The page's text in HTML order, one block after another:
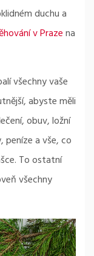
duchu a
v Prazena
všechny vaše
abyste měli
obuv, ložní
a vše, co
To ostatní
všechny